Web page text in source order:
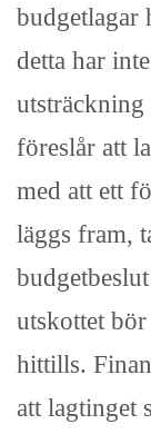
budgetlagar
detta har
föreslår att
med att ett
läggs fram,
utskottet
hittills.
att lagtinget